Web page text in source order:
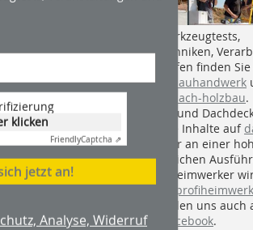
und
klicken
FriendlyCaptcha ⇗
jetzt an!
Analyse, Widerruf
Videos von Werkzeugtests,
Handwerkstechniken,
Montageabläufen finden
youtube.com/bauhandwerk
youtube.com/dach-holzbau.
Zimmerleuten und
wir spannende Inhalte auf
holzbau.de
, der an einer
der handwerklichen
interessierte Heimwerker
unserem Blog
fündig. Sie finden uns auch
Twitterund Facebook.